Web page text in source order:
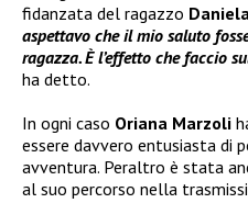
fidanzata del ragazzo
aspettavo che il mio saluto
ragazza. È l’effetto che faccio
ha detto.
In ogni caso Oriana Marzoli
essere davvero entusiasta di
avventura. Peraltro è stata
al suo percorso nella